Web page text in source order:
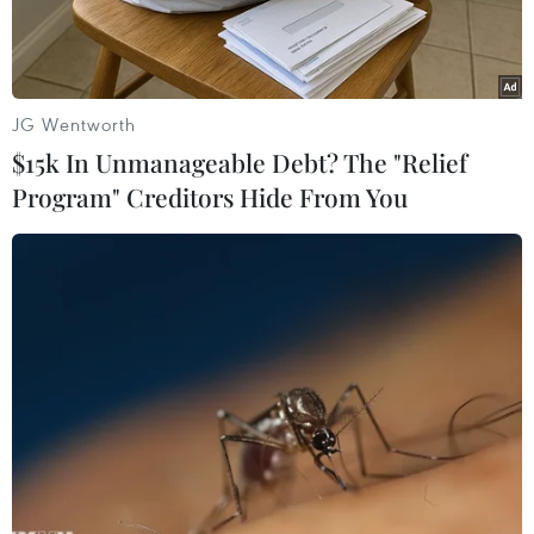
quyền, lợi ích hợp pháp của tổ chức, cá nhân.
Trương Huy San. (Nguồn: Bộ Công an)
Tòa án Nhân dân thành phố Hà Nội vừa ra quyết
định ngày 27/2 sẽ mở phiên tòa xét xử sơ thẩm
bị cáo Trương Huy San (sinh năm 1961, trú tại
JG Wentworth
$15k In Unmanageable Debt? The "Relief
Program" Creditors Hide From You